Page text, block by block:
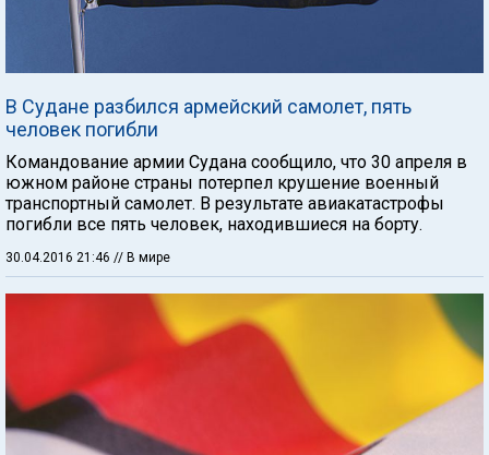
В Судане разбился армейский самолет, пять
человек погибли
Командование армии Судана сообщило, что 30 апреля в
южном районе страны потерпел крушение военный
транспортный самолет. В результате авиакатастрофы
погибли все пять человек, находившиеся на борту.
30.04.2016 21:46 // В мире